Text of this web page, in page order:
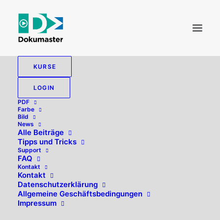
KURSE
LOGIN
PDF
Farbe
Bild
News
Alle Beiträge
Tipps und Tricks
Support
FAQ
Kontakt
Kontakt
Datenschutzerklärung
Allgemeine Geschäftsbedingungen
Impressum
Hallo, willkommen zurück!